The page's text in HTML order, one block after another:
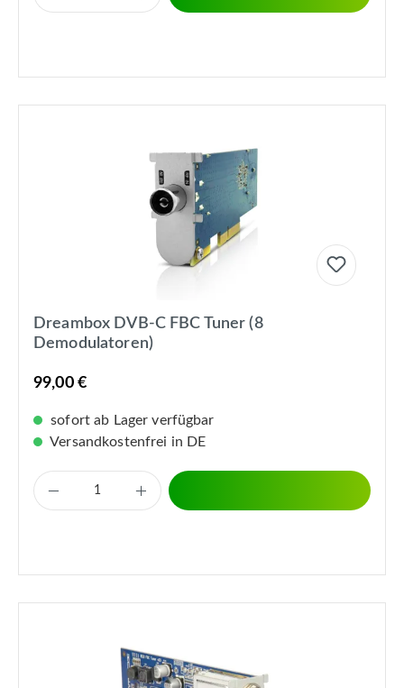
Dreambox DVB-C FBC Tuner (8
Demodulatoren)
99,00 €
sofort ab Lager verfügbar
Versandkostenfrei in DE